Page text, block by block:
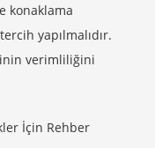
konaklama
yapılmalıdır.
verimliliğini